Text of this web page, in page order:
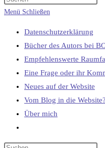
umschalten
Menü Schließen
Datenschutzerklärung
Bücher des Autors bei
Empfehlenswerte
Eine Frage oder ihr
Neues auf der Website
Vom Blog in die Website?
Über mich